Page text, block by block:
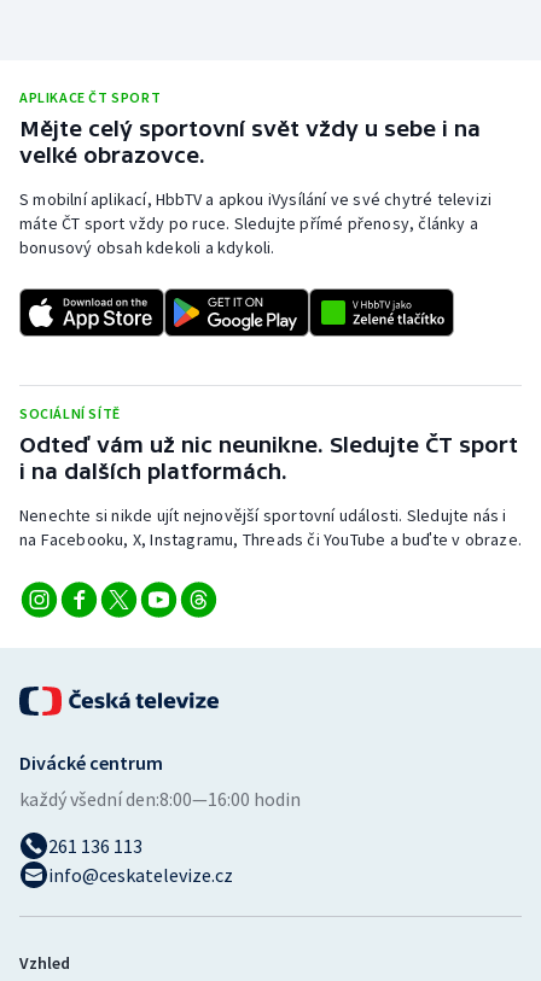
Rychlobruslení
Short track
Sportovní střelba
Triatlon
Veslování
Vodní slalom
Volejbal
Ostatní
APLIKACE ČT SPORT
Mějte celý sportovní svět vždy u sebe i na
velké obrazovce.
S mobilní aplikací, HbbTV a apkou iVysílání ve své chytré televizi
máte ČT sport vždy po ruce. Sledujte přímé přenosy, články a
bonusový obsah kdekoli a kdykoli.
SOCIÁLNÍ SÍTĚ
Odteď vám už nic neunikne. Sledujte ČT sport
i na dalších platformách.
Nenechte si nikde ujít nejnovější sportovní události. Sledujte nás i
na Facebooku, X, Instagramu, Threads či YouTube a buďte v obraze.
Divácké centrum
každý všední den:8:00—16:00 hodin
261 136 113
info@ceskatelevize.cz
Vzhled